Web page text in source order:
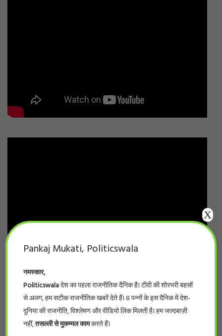
Pankaj Mukati, Politicswala
नमस्कार,
Politicswalaदेश का पहला राजनीतिक दैनिक है। टीवी की शोरभरी बहसों
से अलग, हम सटीक राजनीतिक खबरें देते हैं। 8 पन्नों के इस दैनिक में देश-
दुनिया की राजनीति, विश्लेषण और वीडियो लिंक मिलती है। हम जल्दबाज़ी
नहीं,तसल्ली से मुकम्मल कामकरते हैं।
X